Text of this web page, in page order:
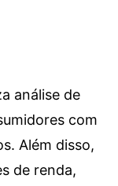
análise de
com
Além disso,
de renda,